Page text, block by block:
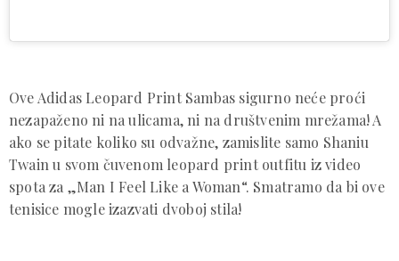
Ove Adidas Leopard Print Sambas sigurno neće proći
nezapaženo ni na ulicama, ni na društvenim mrežama! A
ako se pitate koliko su odvažne, zamislite samo Shaniu
Twain u svom čuvenom leopard print outfitu iz video
spota za „Man I Feel Like a Woman“. Smatramo da bi ove
tenisice mogle izazvati dvoboj stila!